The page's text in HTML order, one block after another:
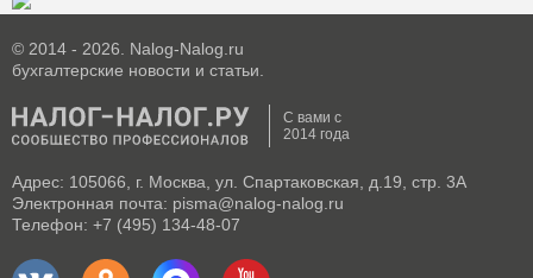
© 2014 - 2026. Nalog-Nalog.ru
бухгалтерские новости и статьи.
С вами с
2014 года
Адрес: 105066, г. Москва, ул. Спартаковская, д.19, стр. 3А
Электронная почта: pisma@nalog-nalog.ru
Телефон: +7 (495) 134-48-07